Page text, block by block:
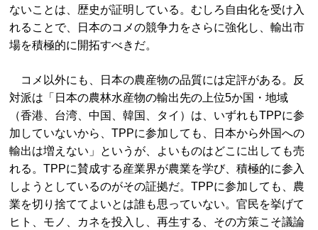
ないことは、歴史が証明している。むしろ自由化を受け入
れることで、日本のコメの競争力をさらに強化し、輸出市
場を積極的に開拓すべきだ。
コメ以外にも、日本の農産物の品質には定評がある。反
対派は「日本の農林水産物の輸出先の上位5か国・地域
（香港、台湾、中国、韓国、タイ）は、いずれもTPPに参
加していないから、TPPに参加しても、日本から外国への
輸出は増えない」というが、よいものはどこに出しても売
れる。TPPに賛成する産業界が農業を学び、積極的に参入
しようとしているのがその証拠だ。TPPに参加しても、農
業を切り捨ててよいとは誰も思っていない。官民を挙げて
ヒト、モノ、カネを投入し、再生する、その方策こそ議論